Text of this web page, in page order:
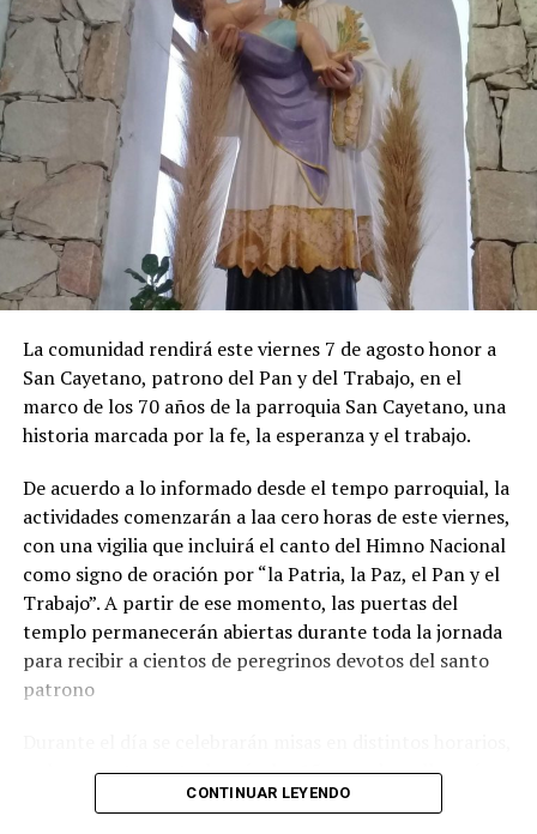
ubicarse por encima del 2%.
La inflación porteña acumuló 19,4% en lo que va de
2026. Por su parte, la medición interanual alcanzó el
33,2%. En la aceleración de julio hubo un impacto
importante del salto que pegaron los precios
estacionales (10,9%), principalmente por las alzas en las
tarifas del alojamiento en hoteles por las vacaciones de
invierno, al igual que en los precios de los paquetes
vacacionales, de los pasajes aéreos y de las verduras.
se destacaron las subas en colegios privados y en las
tarifas de luz.
La comunidad rendirá este viernes 7 de agosto honor a
San Cayetano, patrono del Pan y del Trabajo, en el
marco de los 70 años de la parroquia San Cayetano, una
historia marcada por la fe, la esperanza y el trabajo.
De acuerdo a lo informado desde el tempo parroquial, la
actividades comenzarán a laa cero horas de este viernes,
con una vigilia que incluirá el canto del Himno Nacional
como signo de oración por “la Patria, la Paz, el Pan y el
Trabajo”. A partir de ese momento, las puertas del
templo permanecerán abiertas durante toda la jornada
para recibir a cientos de peregrinos devotos del santo
patrono
y el momento central será a las 15, cuando se llevará
adelante la tradicional procesión con la imagen de San
CONTINUAR LEYENDO